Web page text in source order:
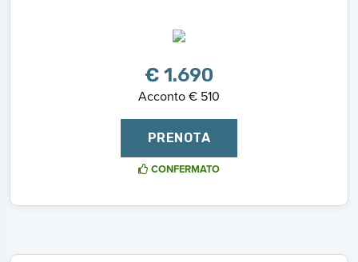
€ 1.690
Acconto € 510
PRENOTA
CONFERMATO